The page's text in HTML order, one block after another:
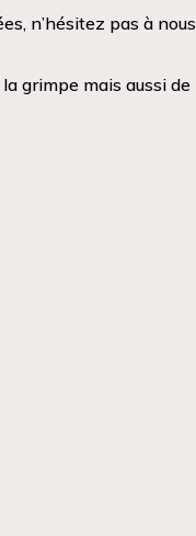
n’hésitez pas à nous
grimpe mais aussi de